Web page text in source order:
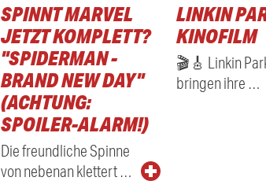
SPINNT MARVEL
JETZT KOMPLETT?
"SPIDERMAN -
BRAND NEW DAY"
(ACHTUNG:
SPOILER-ALARM!)
Die freundliche Spinne
von nebenan klettert …
LINKIN
KINOFILM
🎬🎸 Linkin
bringen ihre …